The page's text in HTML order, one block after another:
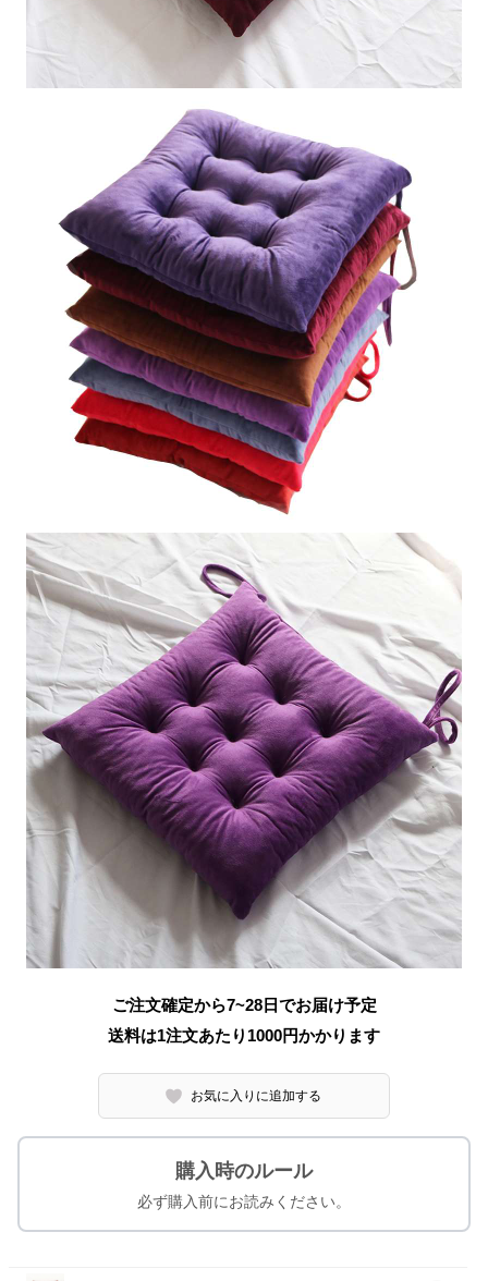
ご注文確定から7~28日でお届け予定
送料は1注文あたり 1000円かかります
お気に入りに追加する
購入時のルール
必ず購入前にお読みください。